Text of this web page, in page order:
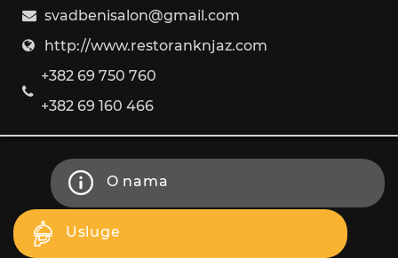
svadbenisalon@gmail.com
http://www.restoranknjaz.com
+382 69 750 760
+382 69 160 466
O nama
Usluge